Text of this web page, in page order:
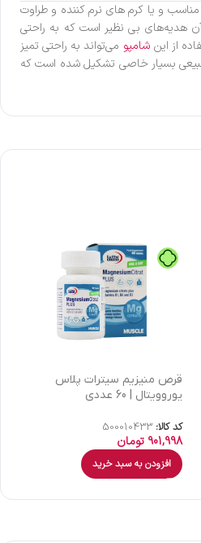
مناسب و یا کرم های نرم کننده و طراوت
هدیه‌های بی نظیر است که به راحتی
از اینشامپو می‌تواند به راحتی تمیز
طبیعی بسیار خاصی تشکیل شده است که
قرص منیزیم سیترات پلاس
یوروویتال | 60 عددی
کد کالا:500010433
901,998 تومان
افزودن به سبد خرید